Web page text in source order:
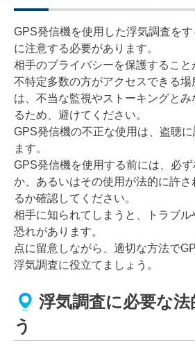
GPS発信機を使用した浮気調査を
に注意する必要があります。
相手のプライバシーを保護すること
不特定多数の方がアクセスできる場
は、不当な監視やストーキングと
るため、避けてください。
GPS発信機の不正な使用は、盗聴
ます。
GPS発信機を使用する前には、必
か、あるいはその使用が法的に許さ
るか確認してください。
相手に知られてしまうと、トラブル
恐れがあります。
点に留意しながら、適切な方法で
浮気調査に役立てましょう。
浮気調査に必要な
う